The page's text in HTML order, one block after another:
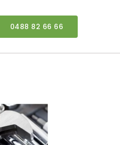
0488 82 66 66